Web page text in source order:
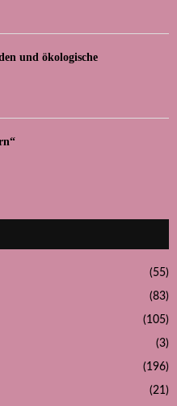
und ökologische
(55)
(83)
(105)
(3)
(196)
(21)